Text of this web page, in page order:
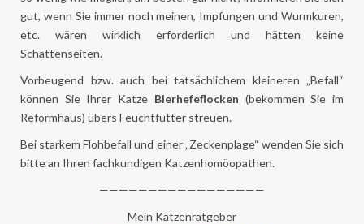
gut, wenn Sie immer noch meinen, Impfungen und Wurmkuren,
etc. wären wirklich erforderlich und hätten keine
Schattenseiten.
Vorbeugend bzw. auch bei tatsächlichem kleineren „Befall“
können Sie Ihrer Katze Bierhefeflocken (bekommen Sie im
Reformhaus) übers Feuchtfutter streuen.
Bei starkem Flohbefall und einer „Zeckenplage“ wenden Sie sich
bitte an Ihren fachkundigen Katzenhomöopathen.
—————————————————
Mein Katzenratgeber